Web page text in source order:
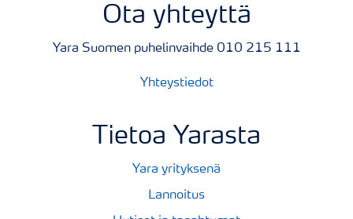
Ota yhteyttä
Yara Suomen puhelinvaihde 010 215 111
Yhteystiedot
Tietoa Yarasta
Yara yrityksenä
Lannoitus